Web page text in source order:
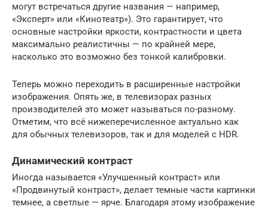
могут встречаться другие названия — например,
«Эксперт» или «Кинотеатр»). Это гарантирует, что
основные настройки яркости, контрастности и цвета
максимально реалистичны — по крайней мере,
насколько это возможно без тонкой калибровки.
Теперь можно переходить в расширенные настройки
изображения. Опять же, в телевизорах разных
производителей это может называться по-разному.
Отметим, что всё нижеперечисленное актуально как
для обычных телевизоров, так и для моделей с HDR.
Динамический контраст
Иногда называется «Улучшенный контраст» или
«Продвинутый контраст», делает темные части картинки
темнее, а светлые — ярче. Благодаря этому изображение